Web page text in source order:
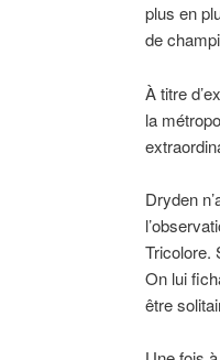
plus en
de
À titre
la
Dryden
Tricolore.
On lui
être